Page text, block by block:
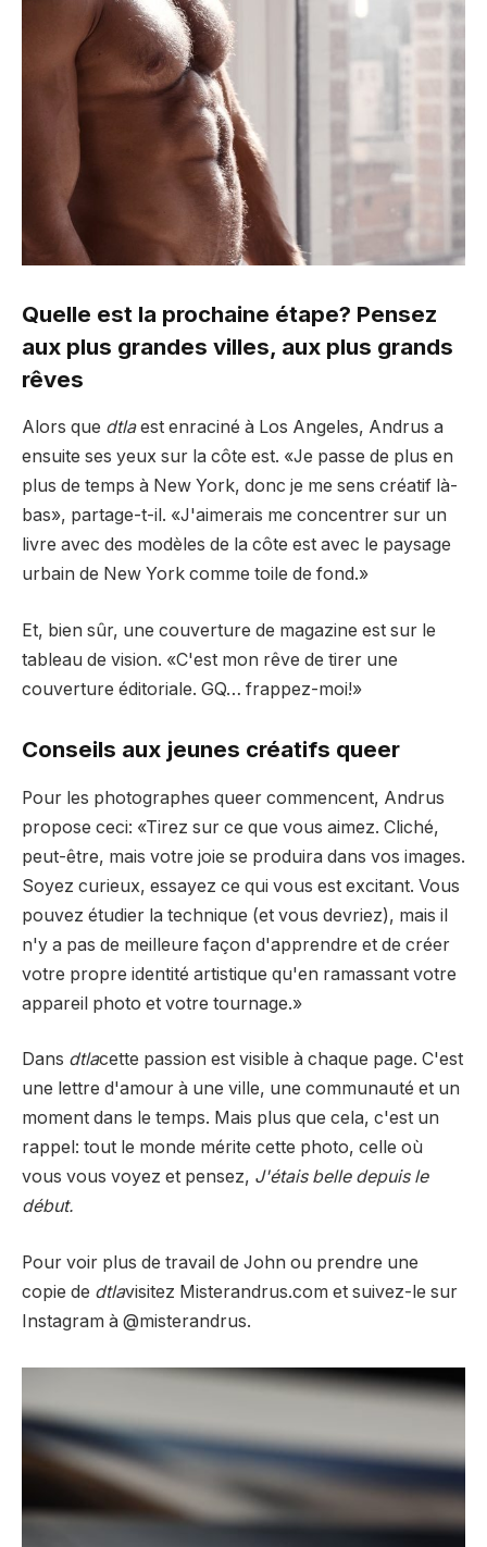
Quelle est la prochaine étape? Pensez
aux plus grandes villes, aux plus grands
rêves
Alors que dtlaest enraciné à Los Angeles, Andrus a
ensuite ses yeux sur la côte est. «Je passe de plus en
plus de temps à New York, donc je me sens créatif là-
bas», partage-t-il. «J'aimerais me concentrer sur un
livre avec des modèles de la côte est avec le paysage
urbain de New York comme toile de fond.»
Et, bien sûr, une couverture de magazine est sur le
tableau de vision. «C'est mon rêve de tirer une
couverture éditoriale. GQ… frappez-moi!»
Conseils aux jeunes créatifs queer
Pour les photographes queer commencent, Andrus
propose ceci: «Tirez sur ce que vous aimez. Cliché,
peut-être, mais votre joie se produira dans vos images.
Soyez curieux, essayez ce qui vous est excitant. Vous
pouvez étudier la technique (et vous devriez), mais il
n'y a pas de meilleure façon d'apprendre et de créer
votre propre identité artistique qu'en ramassant votre
appareil photo et votre tournage.»
Dans dtlacette passion est visible à chaque page. C'est
une lettre d'amour à une ville, une communauté et un
moment dans le temps. Mais plus que cela, c'est un
rappel: tout le monde mérite cette photo, celle où
vous vous voyez et pensez, J'étais belle depuis le
début.
Pour voir plus de travail de John ou prendre une
copie de dtlavisitez Misterandrus.com et suivez-le sur
Instagram à @misterandrus.